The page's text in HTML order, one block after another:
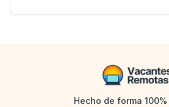
Hecho de forma